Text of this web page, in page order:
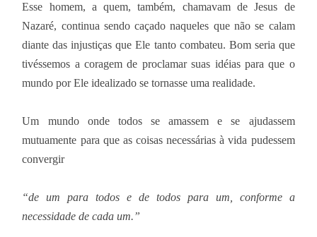
Esse homem, a quem, também, chamavam de Jesus de
Nazaré, continua sendo caçado naqueles que não se calam
diante das injustiças que Ele tanto combateu. Bom seria que
tivéssemos a coragem de proclamar suas idéias para que o
mundo por Ele idealizado se tornasse uma realidade.
Um mundo onde todos se amassem e se ajudassem
mutuamente para que as coisas necessárias à vida pudessem
convergir
“de um para todos e de todos para um, conforme a
necessidade de cada um.”